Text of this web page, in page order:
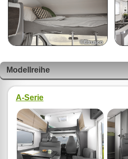
©Etrusco
Modellreihe
A-Serie